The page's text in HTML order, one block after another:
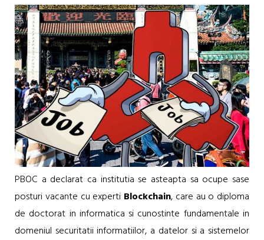
PBOC a declarat ca institutia se asteapta sa ocupe sase
posturi vacante cu experti Blockchain, care au o diploma
de doctorat in informatica si cunostinte fundamentale in
domeniul securitatii informatiilor, a datelor si a sistemelor